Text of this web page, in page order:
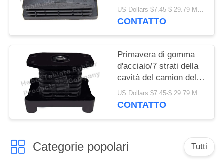
molle a lamelle
resistenti del camion
US Dollars $7.45-$ 29.79 MOQ:30pcs
CONTATTO
Primavera di gomma
d'acciaio/7 strati della
cavità del camion del
cuscinetto della molla a
lamelle
US Dollars $7.45-$ 29.79 MOQ:30pcs
CONTATTO
Categorie popolari Tutti